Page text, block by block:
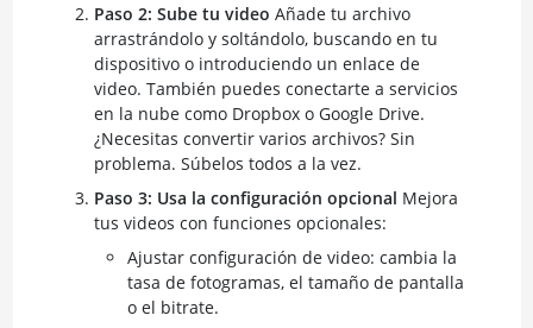
Paso 2: Sube tu video Añade tu archivo
arrastrándolo y soltándolo, buscando en tu
dispositivo o introduciendo un enlace de
video. También puedes conectarte a servicios
en la nube como Dropbox o Google Drive.
¿Necesitas convertir varios archivos? Sin
problema. Súbelos todos a la vez.
Paso 3: Usa la configuración opcional Mejora
tus videos con funciones opcionales:
Ajustar configuración de video: cambia la
tasa de fotogramas, el tamaño de pantalla
o el bitrate.